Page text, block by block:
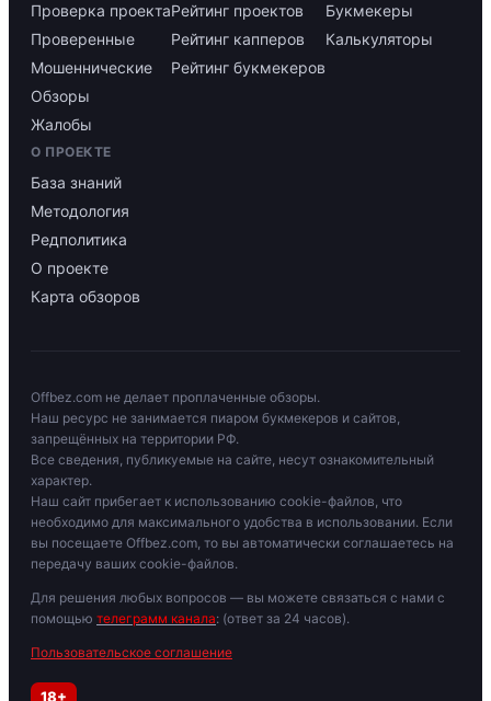
Проверка проекта
Проверенные
Мошеннические
Обзоры
Жалобы
Рейтинг проектов
Рейтинг капперов
Рейтинг букмекеров
Букмекеры
Калькуляторы
О ПРОЕКТЕ
База знаний
Методология
Редполитика
О проекте
Карта обзоров
Offbez.com не делает проплаченные обзоры.
Наш ресурс не занимается пиаром букмекеров и сайтов,
запрещённых на территории РФ.
Все сведения, публикуемые на сайте, несут ознакомительный
характер.
Наш сайт прибегает к использованию cookie-файлов, что
необходимо для максимального удобства в использовании. Если
вы посещаете Offbez.com, то вы автоматически соглашаетесь на
передачу ваших cookie-файлов.
Для решения любых вопросов — вы можете связаться с нами с
помощью телеграмм канала: (ответ за 24 часов).
Пользовательское соглашение
18+